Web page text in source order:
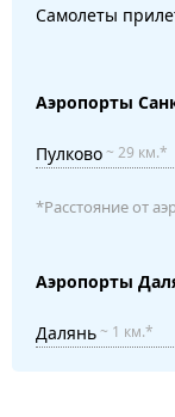
Самолеты
Аэропорты
Пулково~ 29 км.*
*Расстояние от
Аэропорты
Далянь~ 1 км.*